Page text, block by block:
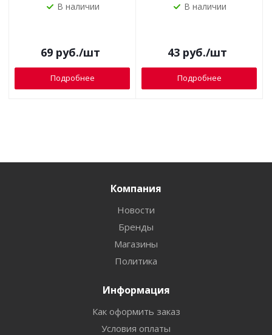
В наличии
69руб./шт
Подробнее
В наличии
43руб./шт
Подробнее
Компания
Новости
Бренды
Магазины
Политика
Информация
Как оформить заказ
Условия оплаты